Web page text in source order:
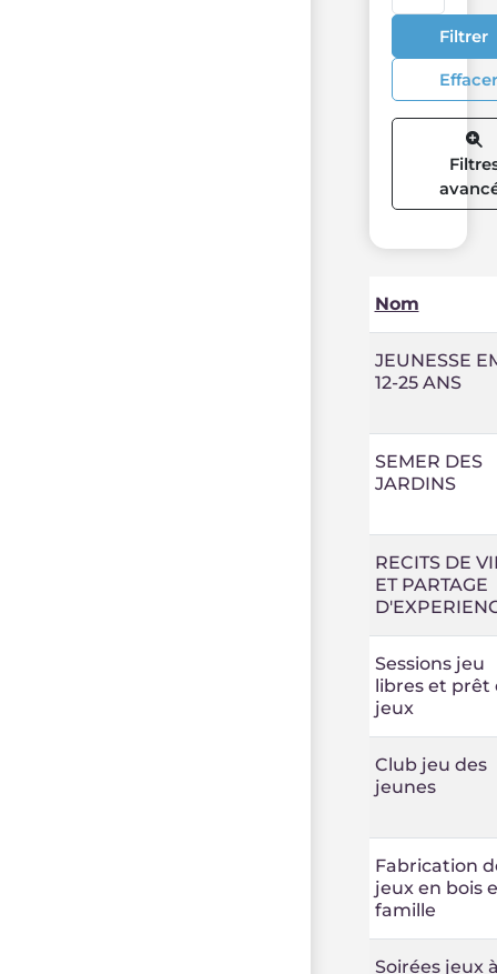
Filtrer
Effacer
Nom
JEUNESSE
12-25 ANS
SEMER DES
JARDINS
RECITS DE
ET PARTAGE
Sessions jeu
libres et prêt
jeux
Club jeu des
jeunes
Fabrication
jeux en bois
famille
Soirées jeux